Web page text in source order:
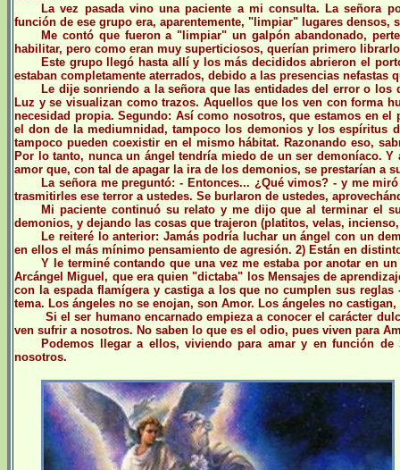
La vez pasada vino una paciente a mi consulta. La señora
función de ese grupo era, aparentemente, "limpiar" lugares
Me contó que fueron a "limpiar" un galpón abandonado,
habilitar, pero como eran muy superticiosos, querían primero
Este grupo llegó hasta allí y los más decididos abrieron el
estaban completamente aterrados, debido a las presencias nefastas
Le dije sonriendo a la señora que las entidades del error o
Luz y se visualizan como trazos. Aquellos que los ven con forma
necesidad propia. Segundo: Así como nosotros, que estamos en
el don de la mediumnidad, tampoco los demonios y los espíritus
tampoco pueden coexistir en el mismo hábitat. Razonando eso,
Por lo tanto, nunca un ángel tendría miedo de un ser demoníaco.
amor que, con tal de apagar la ira de los demonios, se prestarían a
La señora me preguntó: - Entonces... ¿Qué vimos? - y me
trasmitirles ese terror a ustedes. Se burlaron de ustedes,
Mi paciente continuó su relato y me dijo que al terminar el
demonios, y dejando las cosas que trajeron (platitos, velas,
Le reiteré lo anterior: Jamás podría luchar un ángel con un
en ellos el más mínimo pensamiento de agresión. 2) Están en
Y le terminé contando que una vez me estaba por anotar en
Arcángel Miguel, que era quien "dictaba" los Mensajes de
con la espada flamígera y castiga a los que no cumplen sus
tema. Los ángeles no se enojan, son Amor. Los ángeles no
Si el ser humano encarnado empieza a conocer el carácter
ven sufrir a nosotros. No saben lo que es el odio, pues viven para
Podemos llegar a ellos, viviendo para amar y en función
nosotros.